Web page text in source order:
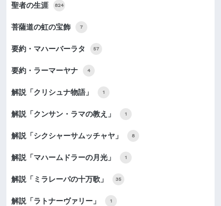
聖者の生涯 824
菩薩道の虹の宝飾 7
要約・マハーバーラタ 57
要約・ラーマーヤナ 4
解説「クリシュナ物語」 1
解説「クンサン・ラマの教え」 1
解説「シクシャーサムッチャヤ」 8
解説「マハームドラーの月光」 1
解説「ミラレーパの十万歌」 35
解説「ラトナーヴァリー」 1